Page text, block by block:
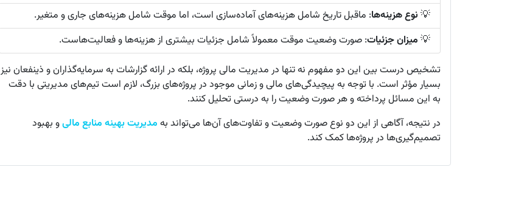
💡 نوع هزینه‌ها: ماقبل تاریخ شامل هزینه‌های آماده‌سازی است، اما موقت شامل هزینه‌های جاری و متغیر.
💡 میزان جزئیات: صورت وضعیت موقت معمولاً شامل جزئیات بیشتری از هزینه‌ها و فعالیت‌هاست.
تشخیص درست بین این دو مفهوم نه تنها در مدیریت مالی پروژه، بلکه در ارائه گزارشات به سرمایه‌گذاران و ذینفعان نیز
بسیار مؤثر است. با توجه به پیچیدگی‌های مالی و زمانی موجود در پروژه‌های بزرگ، لازم است تیم‌های مدیریتی با دقت
به این مسائل پرداخته و هر صورت وضعیت را به درستی تحلیل کنند.
در نتیجه، آگاهی از این دو نوع صورت وضعیت و تفاوت‌های آن‌ها می‌تواند به مدیریت بهینه منابع مالیو بهبود
تصمیم‌گیری‌ها در پروژه‌ها کمک کند.